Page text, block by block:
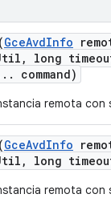
(GceAvdInfo
, long
. . command)
remota con
(GceAvdInfo
, long
remota con